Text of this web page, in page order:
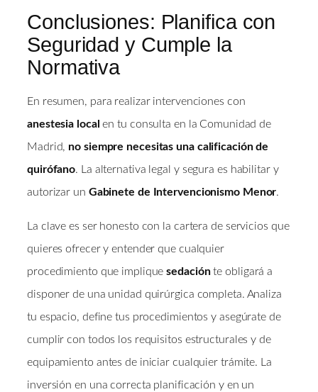
Conclusiones: Planifica con
Seguridad y Cumple la
Normativa
En resumen, para realizar intervenciones con
anestesia local en tu consulta en la Comunidad de
Madrid, no siempre necesitas una calificación de
quirófano. La alternativa legal y segura es habilitar y
autorizar un Gabinete de Intervencionismo Menor.
La clave es ser honesto con la cartera de servicios que
quieres ofrecer y entender que cualquier
procedimiento que impliquesedaciónte obligará a
disponer de una unidad quirúrgica completa. Analiza
tu espacio, define tus procedimientos y asegúrate de
cumplir con todos los requisitos estructurales y de
equipamiento antes de iniciar cualquier trámite. La
inversión en una correcta planificación y en un